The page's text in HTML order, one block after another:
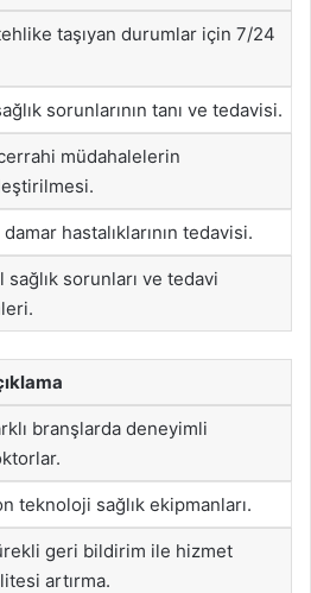
taşıyan durumlar için 7/24
sorunlarının tanı ve tedavisi.
müdahalelerin
hastalıklarının tedavisi.
sağlık sorunları ve tedavi
branşlarda deneyimli
teknoloji sağlık ekipmanları.
geri bildirim ile hizmet
artırma.